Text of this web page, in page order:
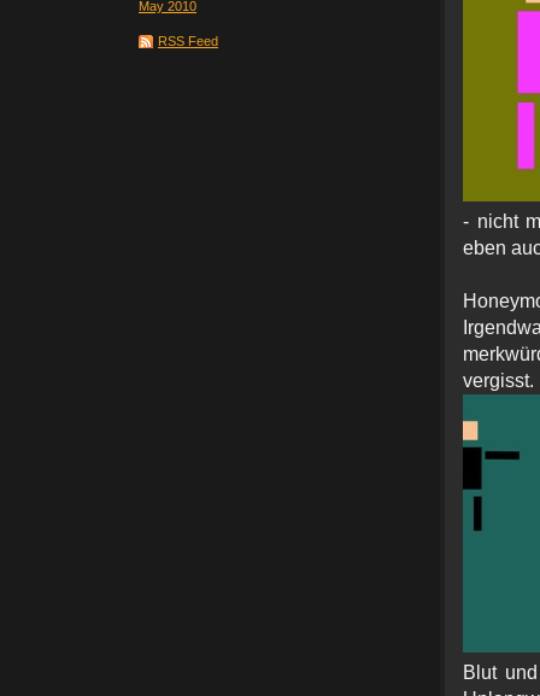
May 2010
RSS Feed
- nicht
eben
Blut